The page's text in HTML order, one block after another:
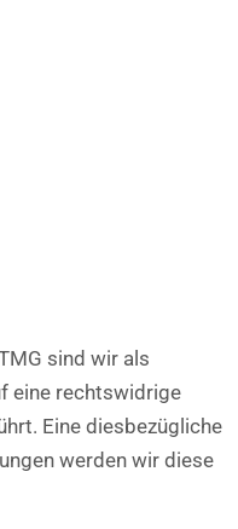
sind wir als
eine rechtswidrige
Eine diesbezügliche
werden wir diese